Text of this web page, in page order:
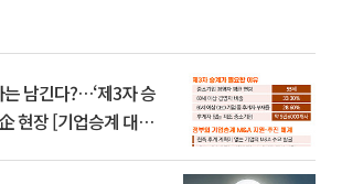
남긴다?…‘제3자 승
현장 [기업승계 대전